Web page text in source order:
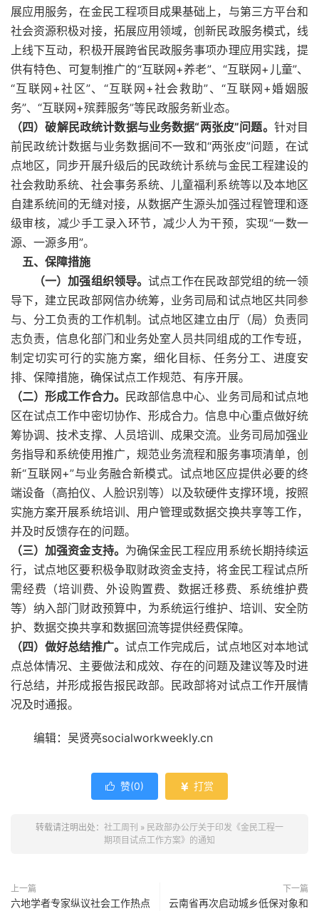
展应用服务，在金民工程项目成果基础上，与第三方平台和
社会资源积极对接，拓展应用领域，创新民政服务模式，线
上线下互动，积极开展跨省民政服务事项办理应用实践，提
供有特色、可复制推广的“互联网+养老”、“互联网+儿童”、
“互联网+社区”、“互联网+社会救助”、“互联网+婚姻服
务”、“互联网+殡葬服务”等民政服务新业态。
（四）破解民政统计数据与业务数据“两张皮”问题。 针对目
前民政统计数据与业务数据间不一致和“两张皮”问题，在试
点地区，同步开展升级后的民政统计系统与金民工程建设的
社会救助系统、社会事务系统、儿童福利系统等以及本地区
自建系统间的无缝对接，从数据产生源头加强过程管理和逐
级审核，减少手工录入环节，减少人为干预，实现“一数一
源、一源多用”。
五、保障措施
（一）加强组织领导。 试点工作在民政部党组的统一领
导下，建立民政部网信办统筹，业务司局和试点地区共同参
与、分工负责的工作机制。试点地区建立由厅（局）负责同
志负责，信息化部门和业务处室人员共同组成的工作专班，
制定切实可行的实施方案，细化目标、任务分工、进度安
排、保障措施，确保试点工作规范、有序开展。
（二）形成工作合力。 民政部信息中心、业务司局和试点地
区在试点工作中密切协作、形成合力。信息中心重点做好统
筹协调、技术支撑、人员培训、成果交流。业务司局加强业
务指导和系统使用推广，规范业务流程和服务事项清单，创
新“互联网+”与业务融合新模式。试点地区应提供必要的终
端设备（高拍仪、人脸识别等）以及软硬件支撑环境，按照
实施方案开展系统培训、用户管理或数据交换共享等工作，
并及时反馈存在的问题。
（三）加强资金支持。 为确保金民工程应用系统长期持续运
行，试点地区要积极争取财政资金支持，将金民工程试点所
需经费（培训费、外设购置费、数据迁移费、系统维护费
等）纳入部门财政预算中，为系统运行维护、培训、安全防
护、数据交换共享和数据回流等提供经费保障。
（四）做好总结推广。 试点工作完成后，试点地区对本地试
点总体情况、主要做法和成效、存在的问题及建议等及时进
行总结，并形成报告报民政部。民政部将对试点工作开展情
况及时通报。
编辑：吴贤亮socialworkweekly.cn
 赞(0)  打赏
转载请注明出处： 社工周刊 » 民政部办公厅关于印发《金民工程一
期项目试点工作方案》的通知
上一篇
六地学者专家纵议社会工作热点
下一篇
云南省再次启动城乡低保对象和